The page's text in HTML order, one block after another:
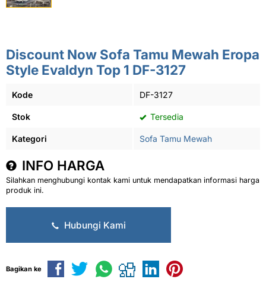
Discount Now Sofa Tamu Mewah Eropa
Style Evaldyn Top 1 DF-3127
Kode DF-3127
Stok Tersedia
Kategori Sofa Tamu Mewah
INFO HARGA
Silahkan menghubungi kontak kami untuk mendapatkan informasi harga
produk ini.
Hubungi Kami
Bagikan ke